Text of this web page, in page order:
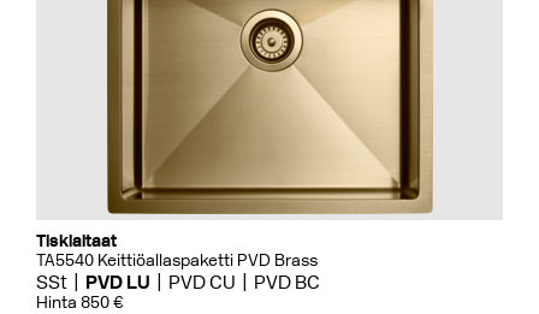
Tiskialtaat
TA5540 Keittiöallaspaketti PVD Brass
SSt PVD LU PVD CU PVD BC
Hinta 850 €